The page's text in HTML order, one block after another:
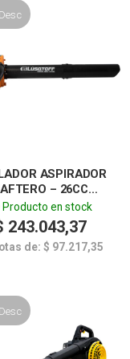
ASPIRADOR
– 26CC
LUSQTOFF
Producto en stock
243.043,37
de: $ 97.217,35